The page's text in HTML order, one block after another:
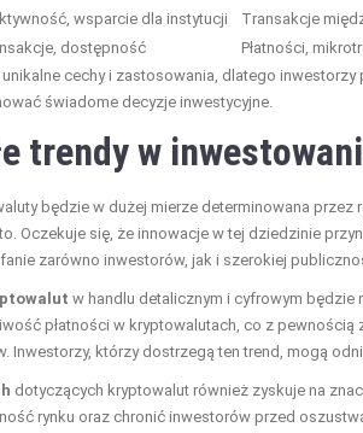
wsparcie dla instytucji
Transakcje
dostępność
Płatności,
cechy i zastosowania, dlatego inwestorzy
świadome decyzje inwestycyjne.
trendy w
będzie w dużej mierze determinowana przez
Oczekuje się, że innowacje w tej dziedzinie
zarówno inwestorów, jak i szerokiej
w handlu detalicznym i cyfrowym będzie
płatności w kryptowalutach, co z
Inwestorzy, którzy dostrzegą ten trend, mogą
dotyczących kryptowalut również zyskuje na
rynku oraz chronić inwestorów przed